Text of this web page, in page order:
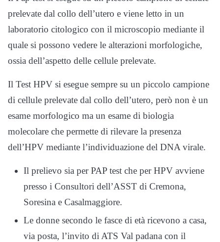
prelevate dal collo dell’utero e viene letto in un
laboratorio citologico con il microscopio mediante il
quale si possono vedere le alterazioni morfologiche,
ossia dell’aspetto delle cellule prelevate.
Il Test HPV si esegue sempre su un piccolo campione
di cellule prelevate dal collo dell’utero, però non è un
esame morfologico ma un esame di biologia
molecolare che permette di rilevare la presenza
dell’HPV mediante l’individuazione del DNA virale.
Il prelievo sia per PAP test che per HPV avviene
presso i Consultori dell’ASST di Cremona,
Soresina e Casalmaggiore.
Le donne secondo le fasce di età ricevono a casa,
via posta, l’invito di ATS Val padana con il